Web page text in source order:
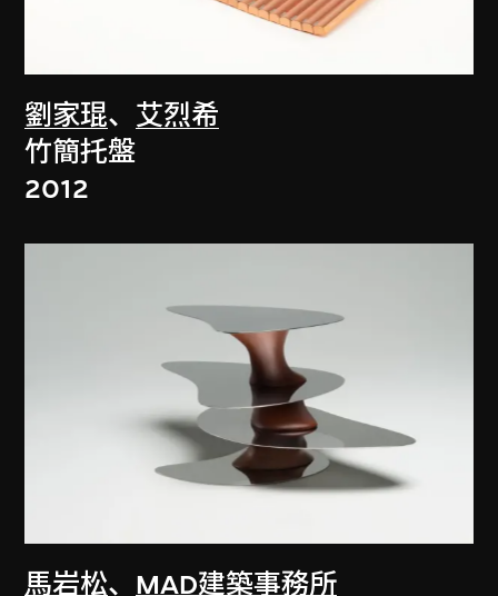
劉家琨、 艾烈希
竹簡托盤
2012
馬岩松、 MAD建築事務所